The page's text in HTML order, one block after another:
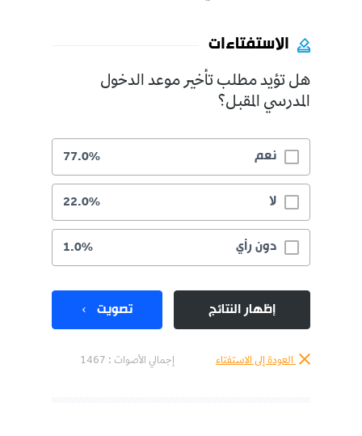
الاستفتاءات
هل تؤيد مطلب تأخير موعد الدخول
المدرسي المقبل؟
نعم 77.0%
لا 22.0%
دون رأي 1.0%
إظهار النتائج تصويت
العودة إلى الاستفتاء إجمالي الأصوات : 1467